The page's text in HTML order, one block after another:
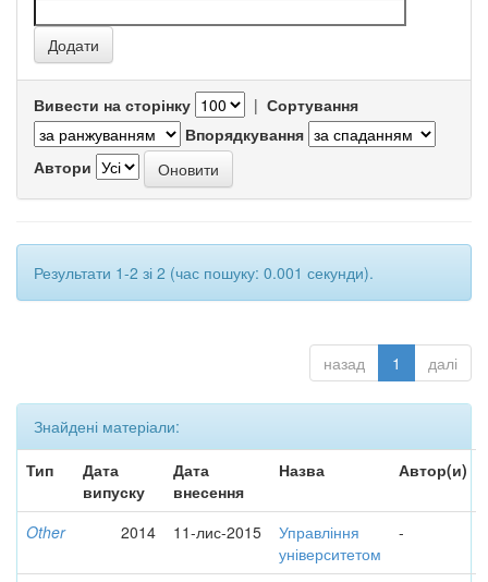
Вивести на сторінку | Сортування
Впорядкування
Автори
Результати 1-2 зі 2 (час пошуку: 0.001 секунди).
назад 1 далі
Знайдені матеріали:
Тип
Дата
випуску
Дата
внесення
Назва Автор(и)
Other 2014 11-лис-2015
Управління
університетом
-